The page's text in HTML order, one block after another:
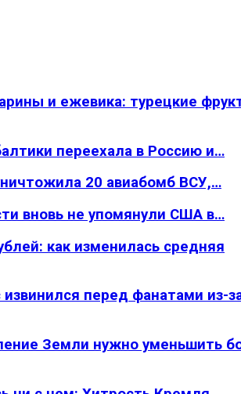
и ежевика: турецкие
переехала в Россию и…
20 авиабомб ВСУ,…
вновь не упомянули США в…
как изменилась средняя
извинился перед фанатами из-
Земли нужно уменьшить